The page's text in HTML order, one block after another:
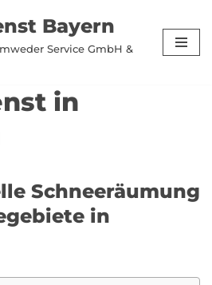
Bayern
Service GmbH &
in
Schneeräumung
in